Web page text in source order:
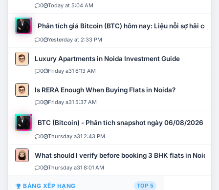
0 Today at 5:04 AM
Phân tích giá Bitcoin (BTC) hôm nay: Liệu nỗi sợ hãi có
0 Yesterday at 2:33 PM
Luxury Apartments in Noida Investment Guide
0 Friday a31 6:13 AM
Is RERA Enough When Buying Flats in Noida?
0 Friday a31 5:37 AM
BTC (Bitcoin) - Phân tích snapshot ngày 06/08/2026
0 Thursday a31 2:43 PM
What should I verify before booking 3 BHK flats in Noida?
0 Thursday a31 8:01 AM
BẢNG XẾP HẠNG TOP 5